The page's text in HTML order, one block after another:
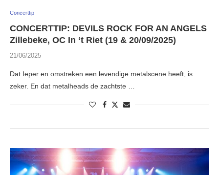
Concerttip
CONCERTTIP: DEVILS ROCK FOR AN ANGELS
Zillebeke, OC In ‘t Riet (19 & 20/09/2025)
21/06/2025
Dat Ieper en omstreken een levendige metalscene heeft, is
zeker. En dat metalheads de zachtste …